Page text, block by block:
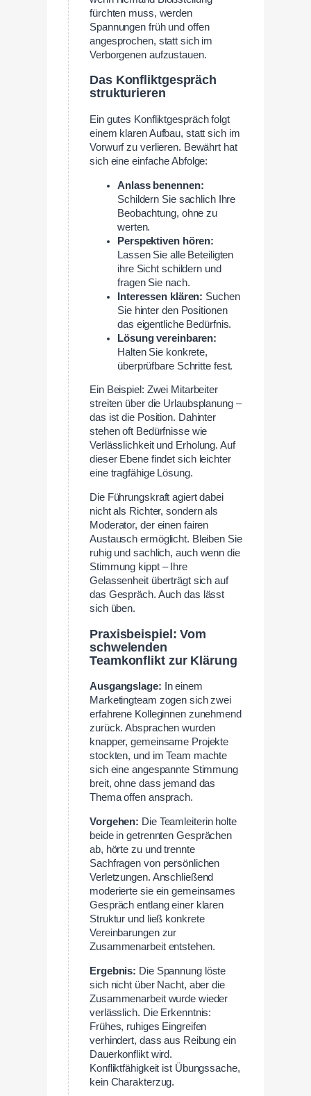
fürchten muss, werden
Spannungen früh und offen
angesprochen, statt sich im
Verborgenen aufzustauen.
Das Konfliktgespräch
strukturieren
Ein gutes Konfliktgespräch folgt
einem klaren Aufbau, statt sich im
Vorwurf zu verlieren. Bewährt hat
sich eine einfache Abfolge:
Anlass benennen:
Schildern Sie sachlich Ihre
Beobachtung, ohne zu
werten.
Perspektiven hören:
Lassen Sie alle Beteiligten
ihre Sicht schildern und
fragen Sie nach.
Interessen klären: Suchen
Sie hinter den Positionen
das eigentliche Bedürfnis.
Lösung vereinbaren:
Halten Sie konkrete,
überprüfbare Schritte fest.
Ein Beispiel: Zwei Mitarbeiter
streiten über die Urlaubsplanung –
das ist die Position. Dahinter
stehen oft Bedürfnisse wie
Verlässlichkeit und Erholung. Auf
dieser Ebene findet sich leichter
eine tragfähige Lösung.
Die Führungskraft agiert dabei
nicht als Richter, sondern als
Moderator, der einen fairen
Austausch ermöglicht. Bleiben Sie
ruhig und sachlich, auch wenn die
Stimmung kippt – Ihre
Gelassenheit überträgt sich auf
das Gespräch. Auch das lässt
sich üben.
Praxisbeispiel: Vom
schwelenden
Teamkonflikt zur Klärung
Ausgangslage:
In einem
Marketingteam zogen sich zwei
erfahrene Kolleginnen zunehmend
zurück. Absprachen wurden
knapper, gemeinsame Projekte
stockten, und im Team machte
sich eine angespannte Stimmung
breit, ohne dass jemand das
Thema offen ansprach.
Vorgehen: Die Teamleiterin holte
beide in getrennten Gesprächen
ab, hörte zu und trennte
Sachfragen von persönlichen
Verletzungen. Anschließend
moderierte sie ein gemeinsames
Gespräch entlang einer klaren
Struktur und ließ konkrete
Vereinbarungen zur
Zusammenarbeit entstehen.
Ergebnis: Die Spannung löste
sich nicht über Nacht, aber die
Zusammenarbeit wurde wieder
verlässlich. Die Erkenntnis:
Frühes, ruhiges Eingreifen
verhindert, dass aus Reibung ein
Dauerkonflikt wird.
Konfliktfähigkeit ist Übungssache,
kein Charakterzug.